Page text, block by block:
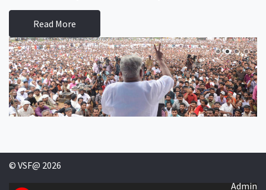
Read More
© VSF@ 2026
Admin